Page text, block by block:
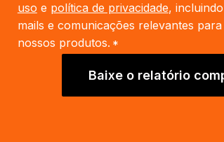
uso e política de privacidade,
mails e comunicações relevantes
nossos produtos. *
Baixe o relatório